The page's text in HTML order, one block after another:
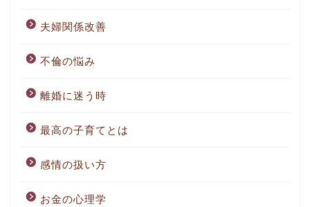
夫婦関係改善
不倫の悩み
離婚に迷う時
最高の子育てとは
感情の扱い方
お金の心理学